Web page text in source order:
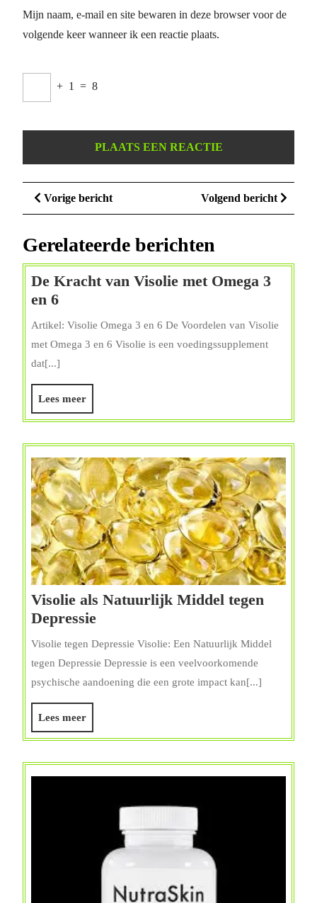
Mijn naam, e-mail en site bewaren in deze browser voor de
volgende keer wanneer ik een reactie plaats.
+ 1 = 8
Berichtnavigatie
Vorige berichtVorige
bericht
Volgend bericht
bericht
Gerelateerde berichten
De Kracht van Visolie met Omega 3
en 6De
Kracht
Visolie
met
Omega
3
en
6
Artikel: Visolie Omega 3 en 6 De Voordelen van Visolie
met Omega 3 en 6 Visolie is een voedingssupplement
dat[...]
Lees meerLees
meer
Visolie als Natuurlijk Middel tegen
DepressieVisolie
als
Natuurlijk
Middel
tegen
Visolie tegen Depressie Visolie: Een Natuurlijk Middel
tegen Depressie Depressie is een veelvoorkomende
psychische aandoening die een grote impact kan[...]
Lees meerLees
meer